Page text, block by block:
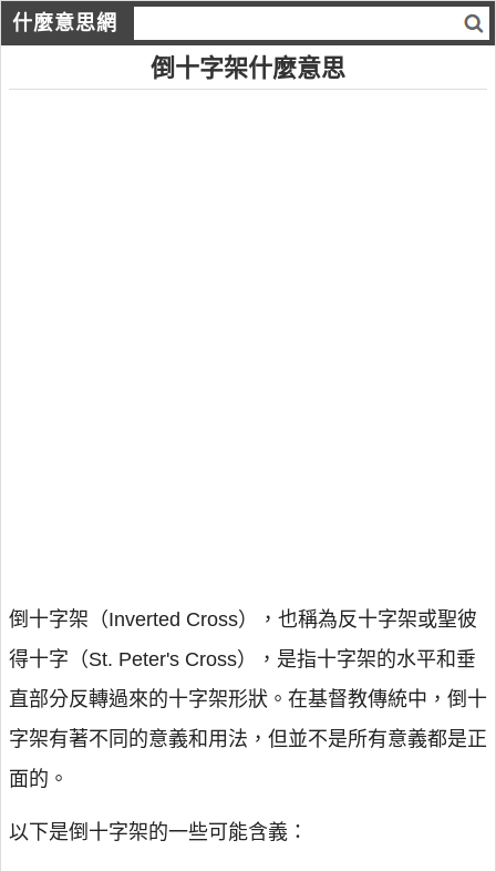
什麼意思網
倒十字架什麼意思
倒十字架（Inverted Cross），也稱為反十字架或聖彼
得十字（St. Peter's Cross），是指十字架的水平和垂
直部分反轉過來的十字架形狀。在基督教傳統中，倒十
字架有著不同的意義和用法，但並不是所有意義都是正
面的。
以下是倒十字架的一些可能含義：